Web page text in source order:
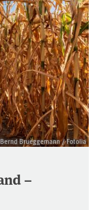
Brueggemann / Fotolia
–